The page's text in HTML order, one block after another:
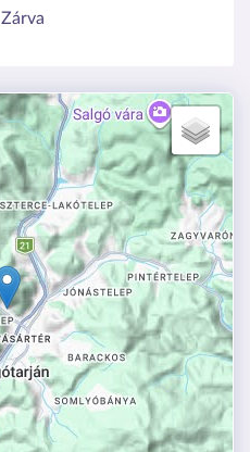
Zárva